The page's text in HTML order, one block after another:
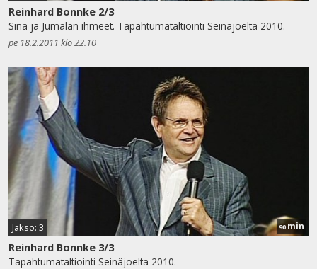
Reinhard Bonnke 2/3
Sinä ja Jumalan ihmeet. Tapahtumataltiointi Seinäjoelta 2010.
pe 18.2.2011 klo 22.10
Jakso: 3 90min
Reinhard Bonnke 3/3
Tapahtumataltiointi Seinäjoelta 2010.